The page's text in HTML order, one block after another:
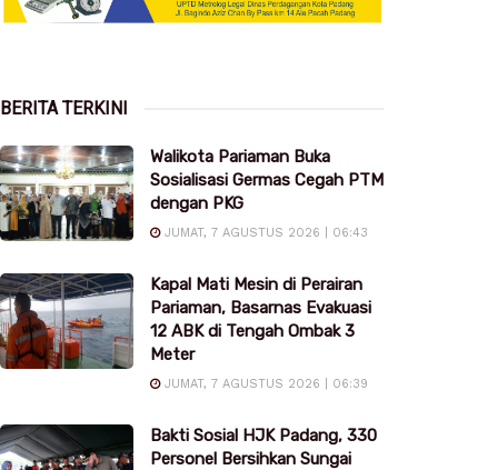
BERITA TERKINI
Walikota Pariaman Buka
Sosialisasi Germas Cegah PTM
dengan PKG
JUMAT, 7 AGUSTUS 2026 | 06:43
Kapal Mati Mesin di Perairan
Pariaman, Basarnas Evakuasi
12 ABK di Tengah Ombak 3
Meter
JUMAT, 7 AGUSTUS 2026 | 06:39
Bakti Sosial HJK Padang, 330
Personel Bersihkan Sungai